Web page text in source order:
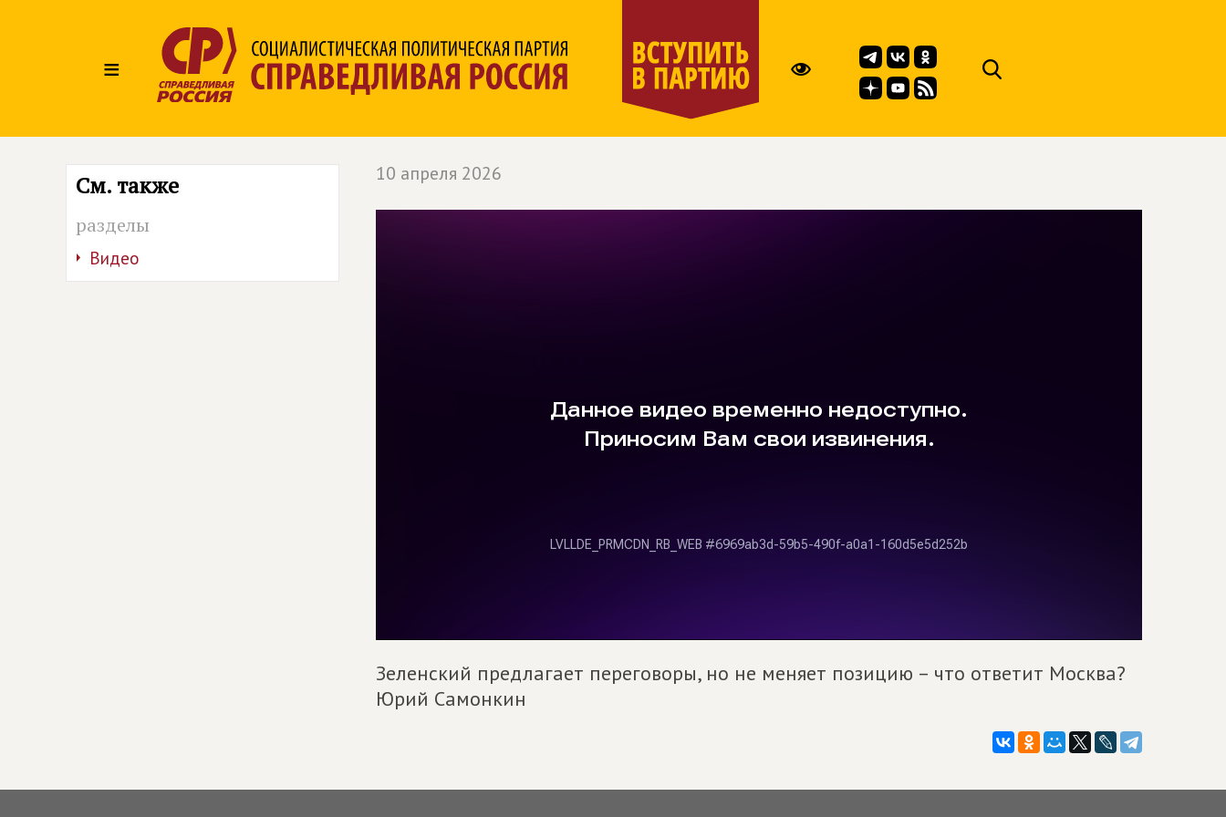
≡
См. также
разделы
Видео
10 апреля 2026
Зеленский предлагает переговоры, но не меняет позицию – что ответит Москва?
Юрий Самонкин